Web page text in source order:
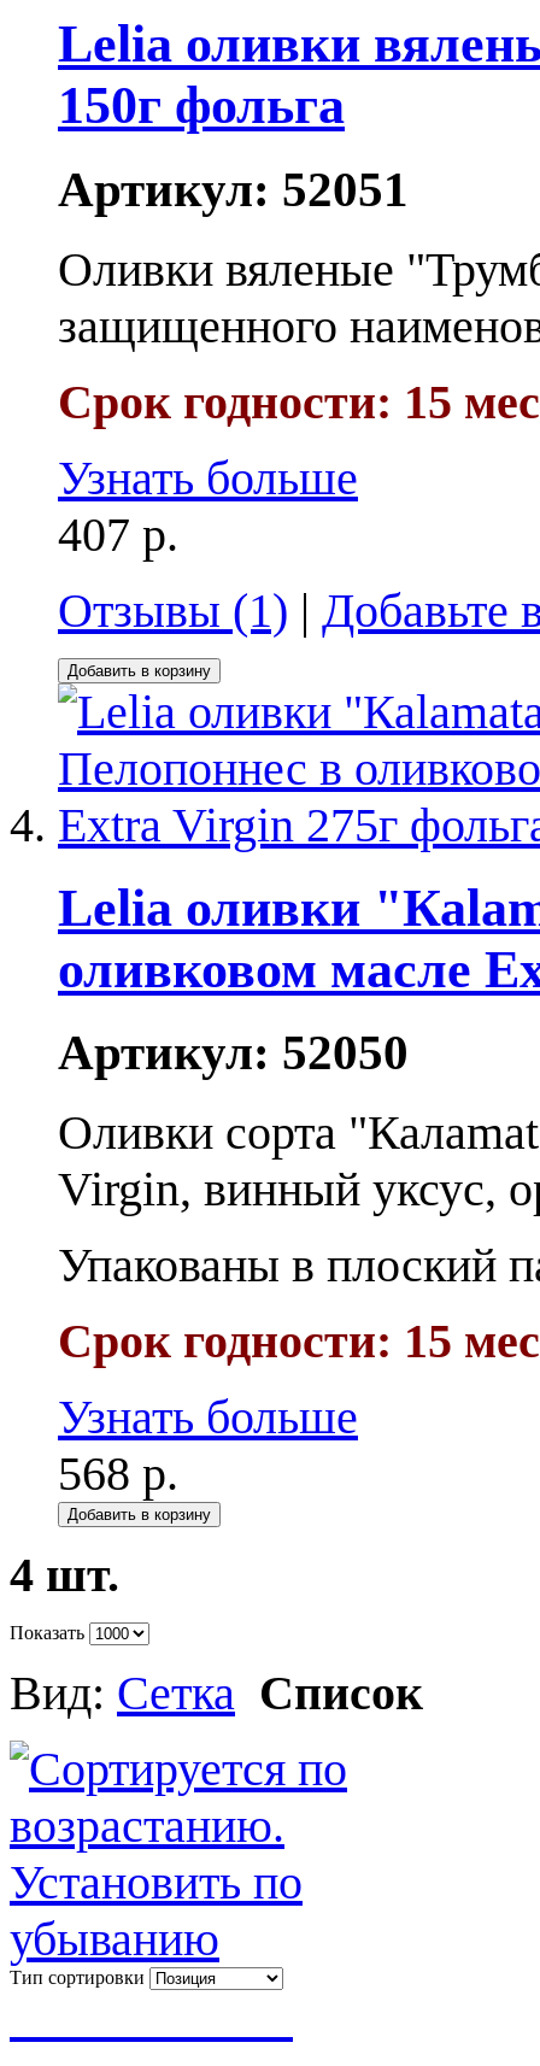
Lelia оливки
150г фольга
Артикул: 52051
Оливки вяленые
защищенного
Срок годности: 15
Узнать больше
407 р.
Отзывы (1) | Добавьте
Добавить в корзину
Lelia оливки
оливковом масле
Артикул: 52050
Оливки сорта
Virgin, винный уксус,
Упакованы в плоский
Срок годности: 15
Узнать больше
568 р.
Добавить в корзину
4 шт.
Показать
Вид: Сетка Список
Тип сортировки